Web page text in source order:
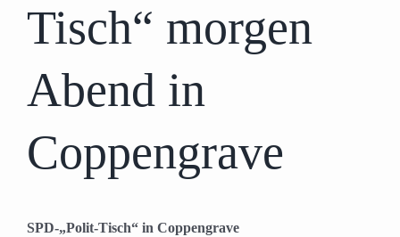
Tisch“ morgen
Abend in
Coppengrave
SPD-„Polit-Tisch“ in Coppengrave